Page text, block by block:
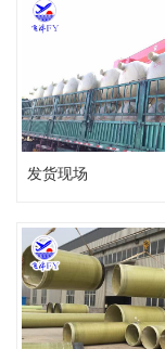
发货现场